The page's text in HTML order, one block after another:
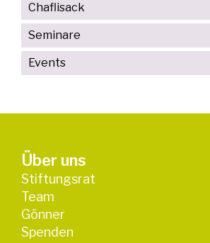
Chaflisack
Seminare
Events
Über uns
Stiftungsrat
Team
Gönner
Spenden